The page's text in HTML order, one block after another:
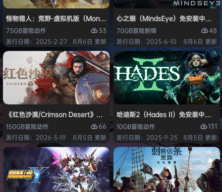
怪物猎人：荒野-虚拟机版（Monster Hunter Wilds HYPERVISOR）免安
75GB冒险动作
33
发行日期：2025-2-27
8月6日 更新
心之眼（MindsEye）免安装中文版
70GB冒险剧情
48
发行日期：2025-6-10
8月6日 更新
《红色沙漠/Crimson Desert》免安装中文版
150GB冒险动作
66
发行日期：2026-3-19
8月5日 更新
哈迪斯2（Hades II）免安装中文版
10GB冒险动作
131
发行日期：2025-9-25
8月5日 更新